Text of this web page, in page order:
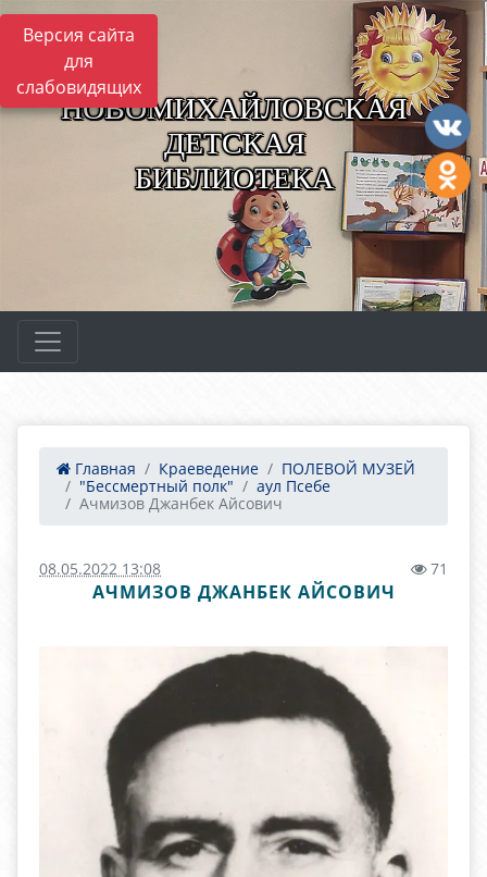
Версия сайта
для
слабовидящих
НОВОМИХАЙЛОВСКАЯ
ДЕТСКАЯ
БИБЛИОТЕКА
Главная Краеведение
ПОЛЕВОЙ МУЗЕЙ
"Бессмертный полк"
аул Псебе
Ачмизов Джанбек Айсович
08.05.2022 13:08 71
АЧМИЗОВ ДЖАНБЕК АЙСОВИЧ